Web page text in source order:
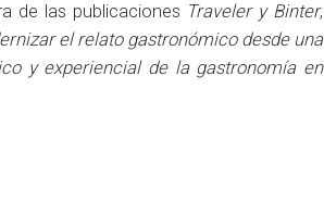
de las publicaciones Traveler y Binter,
el relato gastronómico desde una
y experiencial de la gastronomía en